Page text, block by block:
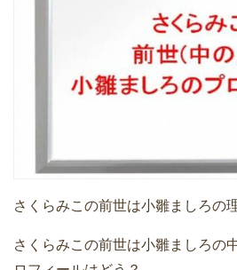
さくらみこの前世は小雛ましろの
さくらみこの前世は小雛ましろの